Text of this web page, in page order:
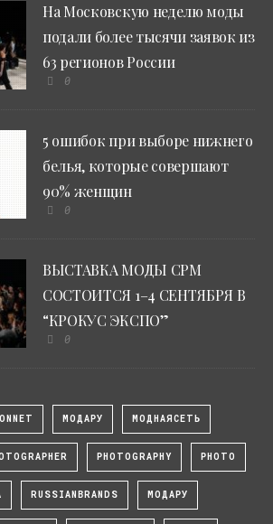
На Московскую неделю моды
подали более тысячи заявок из
63 регионов России
0
5 ошибок при выборе нижнего
белья, которые совершают
90% женщин
0
ВЫСТАВКА МОДЫ CPM
СОСТОИТСЯ 1–4 СЕНТЯБРЯ В
“КРОКУС ЭКСПО”
0
МОДАРУ МОДНАЯСЕТЬ
PHOTOGRAPHY PHOTO
RUSSIANBRANDS МОДАРУ